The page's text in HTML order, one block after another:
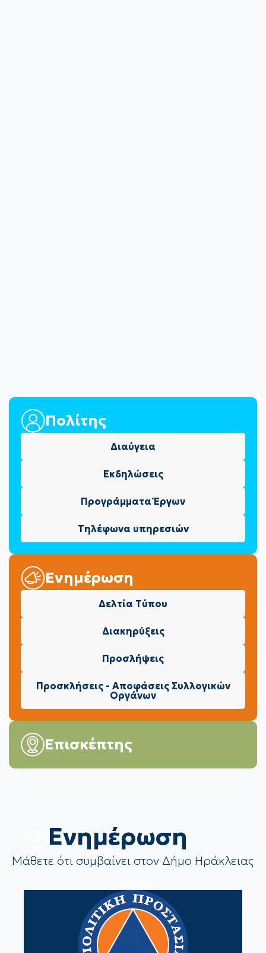
Πολίτης
Διαύγεια
Εκδηλώσεις
Προγράμματα Έργων
Τηλέφωνα υπηρεσιών
Ενημέρωση
Δελτία Τύπου
Διακηρύξεις
Προσλήψεις
Προσκλήσεις - Αποφάσεις Συλλογικών
Οργάνων
Επισκέπτης
Eνημέρωση
Μάθετε ότι συμβαίνει στον Δήμο Ηράκλειας